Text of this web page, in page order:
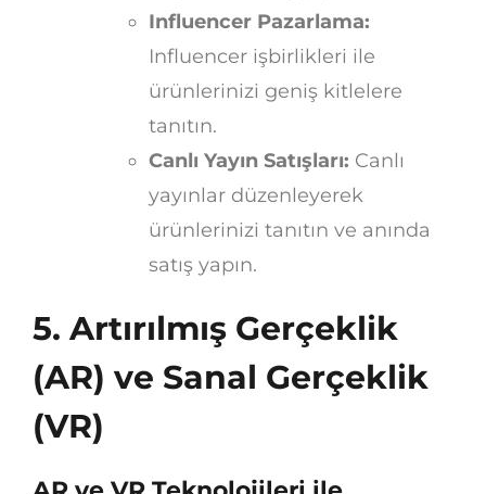
Influencer Pazarlama:
Influencer işbirlikleri ile
ürünlerinizi geniş kitlelere
tanıtın.
Canlı Yayın Satışları: Canlı
yayınlar düzenleyerek
ürünlerinizi tanıtın ve anında
satış yapın.
5. Artırılmış Gerçeklik
(AR) ve Sanal Gerçeklik
(VR)